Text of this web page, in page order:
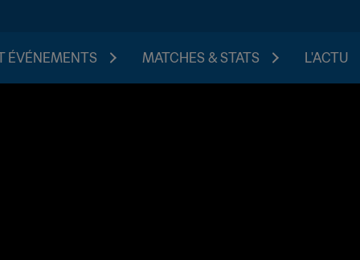
ÉVÉNEMENTS MATCHES & STATS L'ACTU